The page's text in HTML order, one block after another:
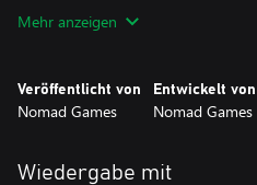
Mehr anzeigen
Veröffentlicht von
Nomad Games
Entwickelt von
Nomad Games
Wiedergabe mit